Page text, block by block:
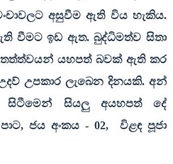
අසුවීම ඇති විය හැකිය.
වීමට ඉඩ ඇත. බුද්ධිමත්ව සිතා
යහපත් බවක් ඇති කර
උපකාර ලැබෙන දිනයකි. අන්
සිටීමෙන් සියලු අයහපත් දේ
, ජය අංකය - 02,
විළඳ පූජා